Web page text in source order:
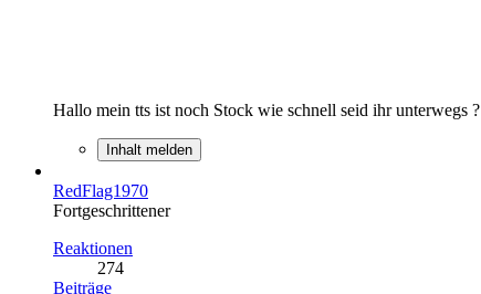
Hallo mein tts ist noch Stock wie schnell seid ihr unterwegs ?
Inhalt melden
RedFlag1970
Fortgeschrittener
Reaktionen
274
Beiträge